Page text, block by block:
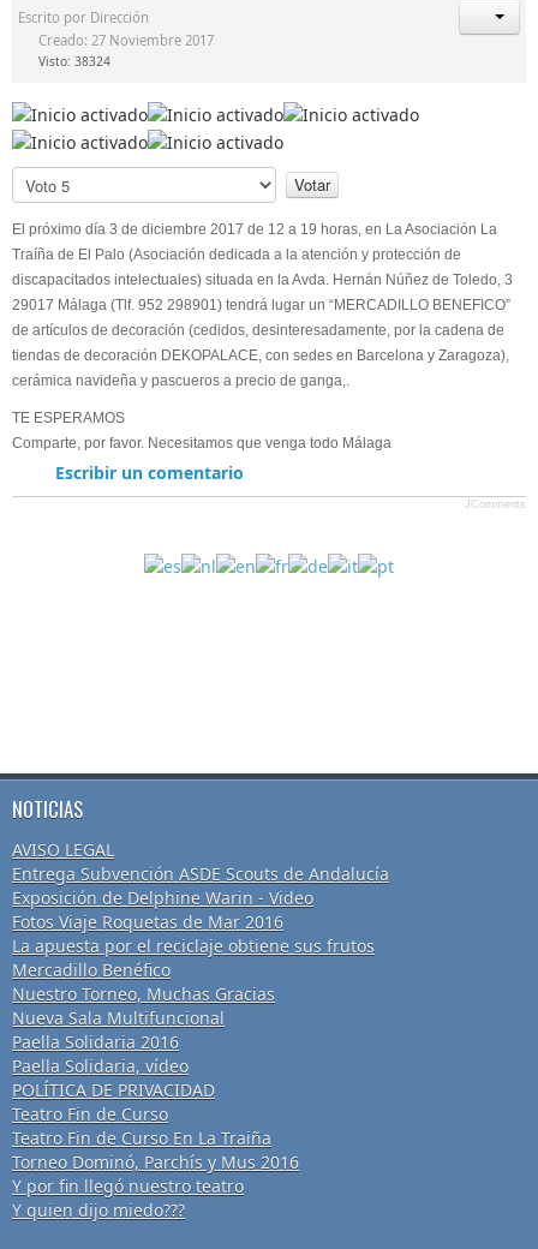
Escrito por Dirección
Creado: 27 Noviembre 2017
Visto: 38324
R
a
t
i
o
:
5
/
o
r
f
a
v
o
r
o
t
El próximo día 3 de diciembre 2017 de 12 a 19 horas, en La Asociación La
Traíña de El Palo (Asociación dedicada a la atención y protección de
discapacitados intelectuales) situada en la Avda. Hernán Núñez de Toledo, 3
29017 Málaga (Tlf. 952 298901) tendrá lugar un “MERCADILLO BENEFICO”
de artículos de decoración (cedidos, desinteresadamente, por la cadena de
tiendas de decoración DEKOPALACE, con sedes en Barcelona y Zaragoza),
cerámica navideña y pascueros a precio de ganga,.
TE ESPERAMOS
Comparte, por favor. Necesitamos que venga todo Málaga
Escribir un comentario
JComments
NOTICIAS
AVISO LEGAL
Entrega Subvención ASDE Scouts de Andalucía
Exposición de Delphine Warin - Video
Fotos Viaje Roquetas de Mar 2016
La apuesta por el reciclaje obtiene sus frutos
Mercadillo Benéfico
Nuestro Torneo, Muchas Gracias
Nueva Sala Multifuncional
Paella Solidaria 2016
Paella Solidaria, vídeo
POLÍTICA DE PRIVACIDAD
Teatro Fin de Curso
Teatro Fin de Curso En La Traiña
Torneo Dominó, Parchís y Mus 2016
Y por fin llegó nuestro teatro
Y quien dijo miedo???